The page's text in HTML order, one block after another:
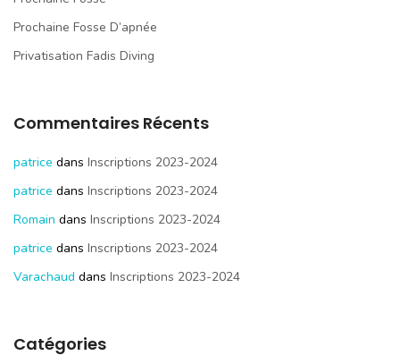
Prochaine Fosse D’apnée
Privatisation Fadis Diving
Commentaires Récents
patrice dans Inscriptions 2023-2024
patrice dans Inscriptions 2023-2024
Romain dans Inscriptions 2023-2024
patrice dans Inscriptions 2023-2024
Varachaud dans Inscriptions 2023-2024
Catégories